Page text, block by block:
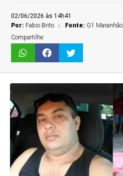
02/06/2026 às 14h41
Por: Fabio Brito Fonte: G1 Maranhão
Compartilhe: